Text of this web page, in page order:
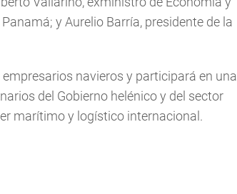
y Aurelio Barría, presidente de la
navieros y participará en una
del Gobierno helénico y del sector
marítimo y logístico internacional.